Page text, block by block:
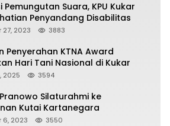
Pemungutan Suara, KPU Kukar
Penyandang Disabilitas
27, 2023 3883
Penyerahan KTNA Award
Hari Tani Nasional di Kukar
2025 3594
Silaturahmi ke
Kutai Kartanegara
6, 2023 3550